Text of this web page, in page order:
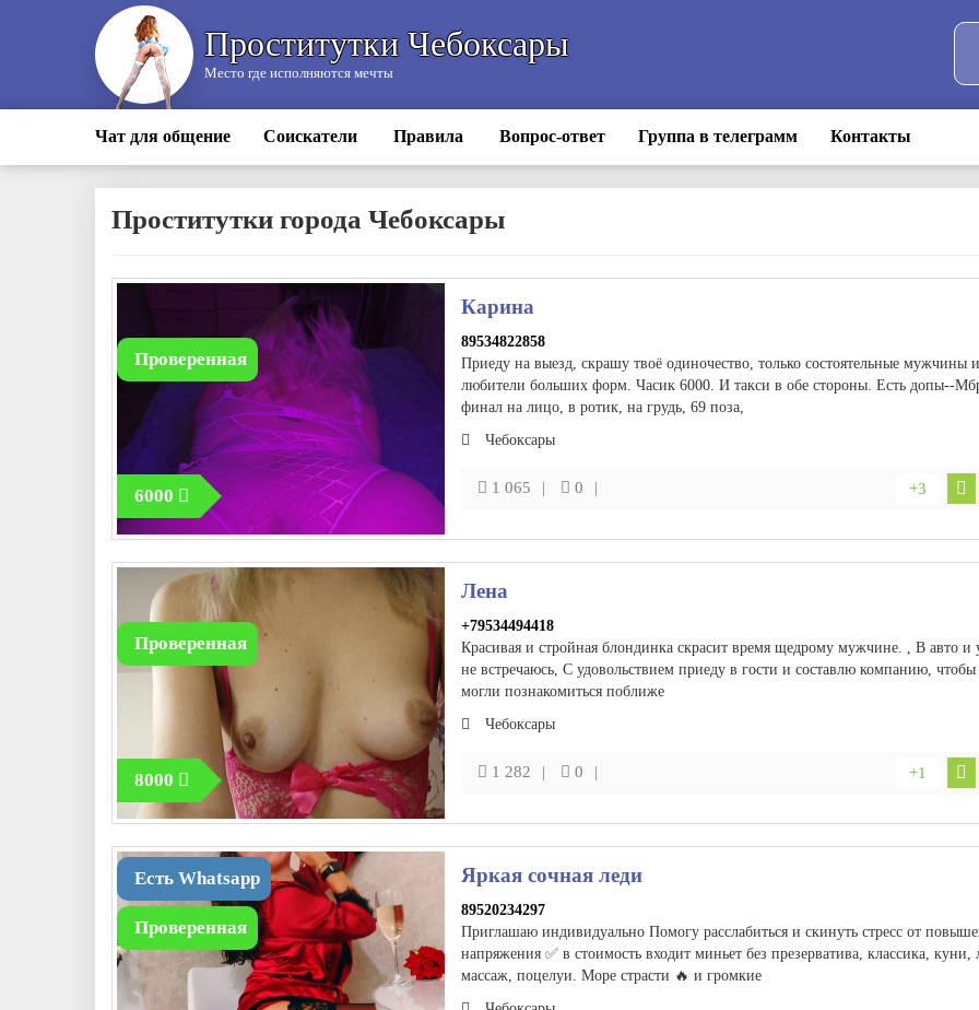
Проститутки Чебоксары
Место где исполняются мечты
Чат для общение Соискатели Правила Вопрос-ответ Группа в телеграмм Контакты
Проститутки города Чебоксары
6000
Проверенная
Карина
89534822858
Приеду на выезд, скрашу твоё одиночество, только состоятельные мужчины и
любители больших форм. Часик 6000. И такси в обе стороны. Есть допы--
финал на лицо, в ротик, на грудь, 69 поза,
Чебоксары
1 065 0 +3
8000
Проверенная
Лена
+79534494418
Красивая и стройная блондинка скрасит время щедрому мужчине. , В авто и
не встречаюсь, С удовольствием приеду в гости и составлю компанию,
могли познакомиться поближе
Чебоксары
1 282 0 +1
Проверенная
Есть Whatsapp Яркая сочная леди
89520234297
Приглашаю индивидуально Помогу расслабиться и скинуть стресс от
напряжения ✅ в стоимость входит миньет без презерватива, классика, куни,
массаж, поцелуи. Море страсти 🔥 и громкие